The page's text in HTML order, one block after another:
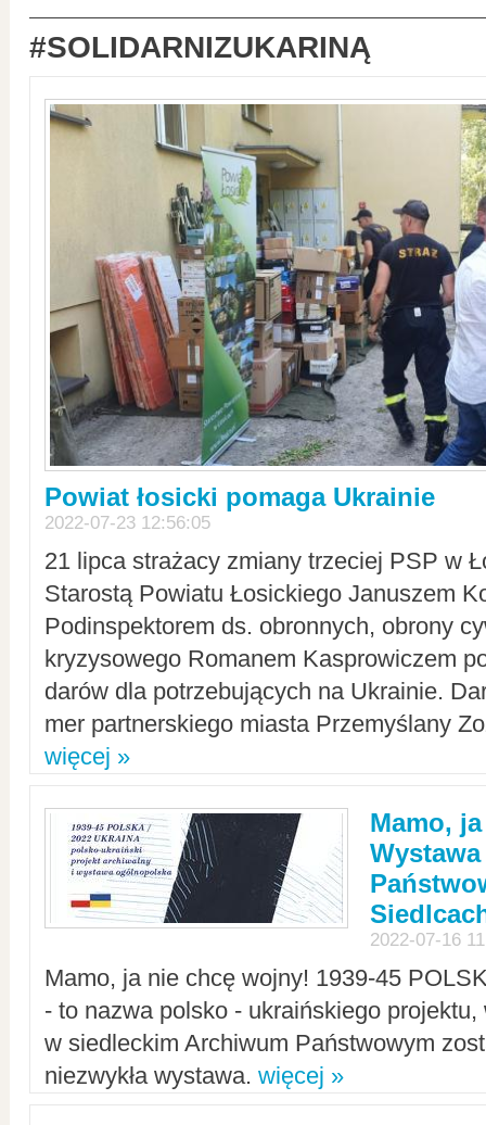
#SOLIDARNIZUKARINĄ
Powiat łosicki pomaga Ukrainie
2022-07-23 12:56:05
21 lipca strażacy zmiany trzeciej PSP w
Starostą Powiatu Łosickiego Januszem
Podinspektorem ds. obronnych, obrony
kryzysowego Romanem Kasprowiczem
darów dla potrzebujących na Ukrainie.
mer partnerskiego miasta Przemyślany
więcej »
Mamo,
2022-07-16
Mamo, ja nie chcę wojny! 1939-45
- to nazwa polsko - ukraińskiego
w siedleckim Archiwum Państwowym
niezwykła wystawa. więcej »